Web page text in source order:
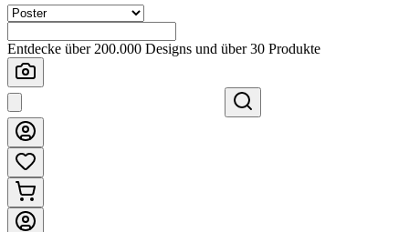
Entdecke über 200.000 Designs und über 30 Produkte